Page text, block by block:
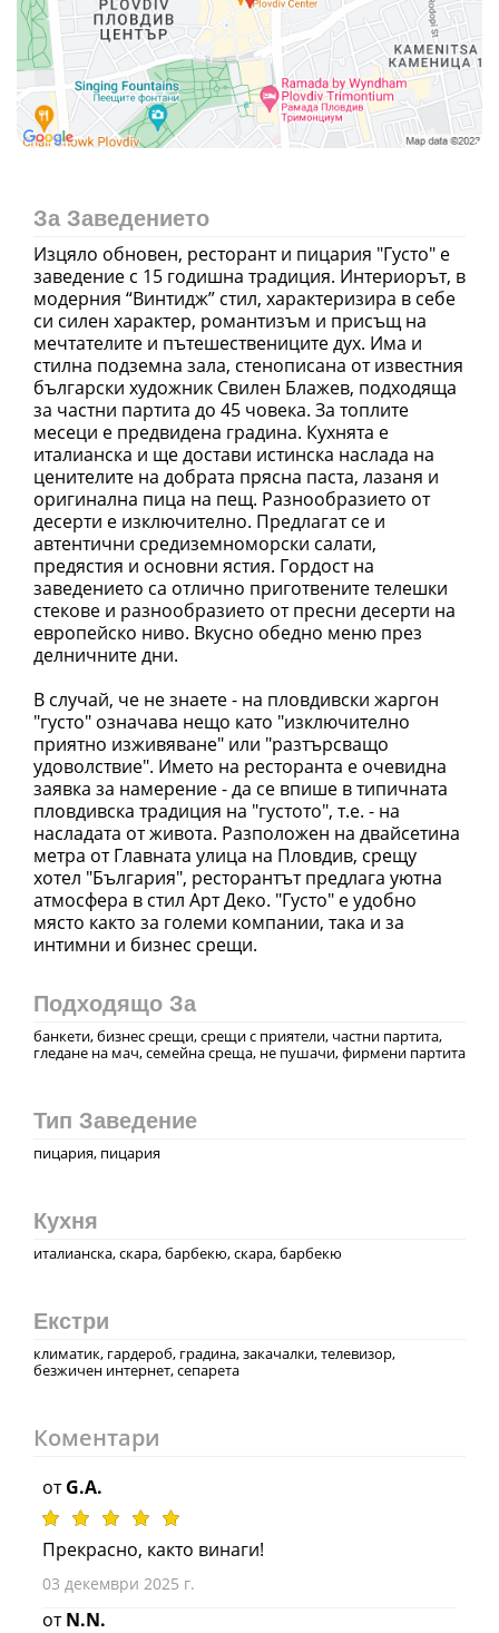
За Заведението
Изцяло обновен, ресторант и пицария "Густо" е
заведение с 15 годишна традиция. Интериорът, в
модерния “Винтидж” стил, характеризира в себе
си силен характер, романтизъм и присъщ на
мечтателите и пътешествениците дух. Има и
стилна подземна зала, стенописана от известния
български художник Свилен Блажев, подходяща
за частни партита до 45 човека. За топлите
месеци е предвидена градина. Кухнята е
италианска и ще достави истинска наслада на
ценителите на добрата прясна паста, лазаня и
оригинална пица на пещ. Разнообразието от
десерти е изключително. Предлагат се и
автентични средиземноморски салати,
предястия и основни ястия. Гордост на
заведението са отлично приготвените телешки
стекове и разнообразието от пресни десерти на
европейско ниво. Вкусно обедно меню през
делничните дни.
В случай, че не знаете - на пловдивски жаргон
"густо" означава нещо като "изключително
приятно изживяване" или "разтърсващо
удоволствие". Името на ресторанта е очевидна
заявка за намерение - да се впише в типичната
пловдивска традиция на "густото", т.е. - на
насладата от живота. Разположен на двайсетина
метра от Главната улица на Пловдив, срещу
хотел "България", ресторантът предлага уютна
атмосфера в стил Арт Деко. "Густо" е удобно
място както за големи компании, така и за
Подходящо За
банкети, бизнес срещи, срещи с приятели, частни партита,
гледане на мач, семейна среща, не пушачи, фирмени партита
Тип Заведение
пицария, пицария
Кухня
италианска, скара, барбекю, скара, барбекю
Екстри
климатик, гардероб, градина, закачалки, телевизор,
безжичен интернет, сепарета
Коментари
отG.A.
Прекрасно, както винаги!
03 декември 2025 г.
отN.N.